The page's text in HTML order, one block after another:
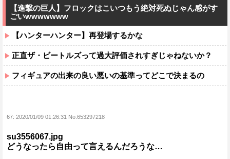
【進撃の巨人】フロックはこいつもう絶対死ぬじゃん感がす
ごいwwwwwww
【ハンターハンター】再登場するかな
正直ザ・ビートルズって過大評価されすぎじゃねないか？
フィギュアの出来の良い悪いの基準ってどこで決まるの
67: 2020/01/09 01:26:31 No.653297218
su3556067.jpg
どうなったら自由って言えるんだろうな…